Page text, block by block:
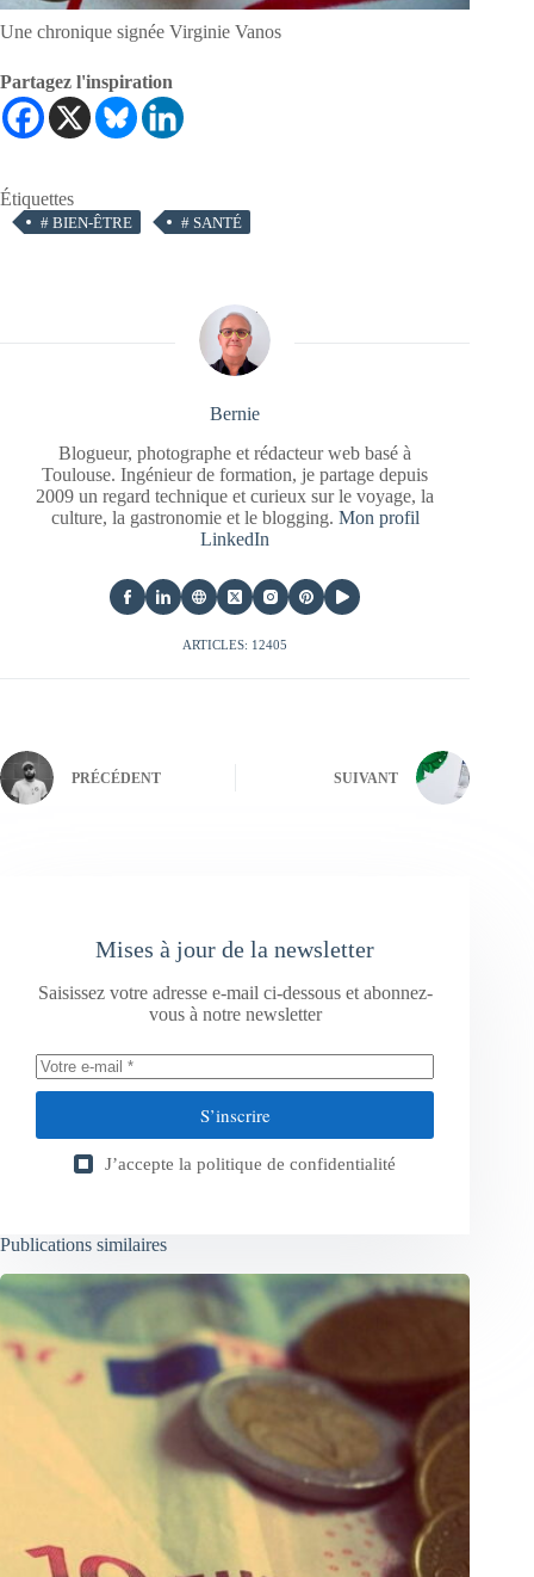
Une chronique signée Virginie Vanos
Partagez l'inspiration
Étiquettes
# BIEN-ÊTRE # SANTÉ
Bernie
Blogueur, photographe et rédacteur web basé à
Toulouse. Ingénieur de formation, je partage depuis
2009 un regard technique et curieux sur le voyage, la
culture, la gastronomie et le blogging. Mon profil
LinkedIn
ARTICLES: 12405
PRÉCÉDENT SUIVANT
Mises à jour de la newsletter
Saisissez votre adresse e-mail ci-dessous et abonnez-
vous à notre newsletter
S’inscrire
J’accepte la politique de confidentialité
Publications similaires